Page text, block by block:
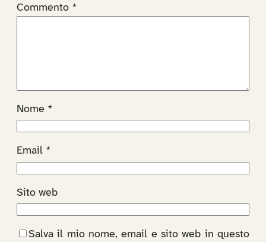
Commento *
Nome *
Email *
Sito web
Salva il mio nome, email e sito web in questo